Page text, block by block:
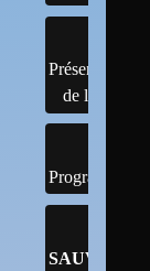
Présentation
de linux